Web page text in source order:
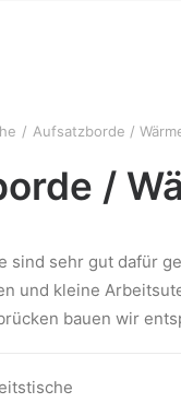
Aufsatzborde /
/
sind sehr gut dafür
und kleine
bauen wir